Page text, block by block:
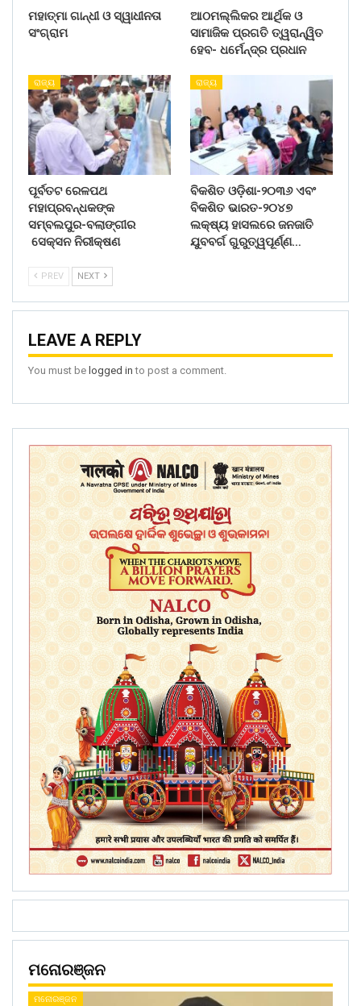
ମହାତ୍ମା ଗାନ୍ଧୀ ଓ ସ୍ୱାଧୀନତା
ସଂଗ୍ରାମ
ଆଠମଲ୍ଲିକର ଆର୍ଥିକ ଓ
ସାମାଜିକ ପ୍ରଗତି ତ୍ୱରାନ୍ୱିତ
ହେବ- ଧର୍ମେନ୍ଦ୍ର ପ୍ରଧାନ
ରାଜ୍ୟ
ପୂର୍ବତଟ ରେଳପଥ
ମହାପ୍ରବନ୍ଧକଙ୍କ
ସମ୍ବଲପୁର-ବଲାଙ୍ଗୀର
ସେକ୍ସନ ନିରୀକ୍ଷଣ
ରାଜ୍ୟ
ବିକଶିତ ଓଡ଼ିଶା-୨୦୩୬ ଏବଂ
ବିକଶିତ ଭାରତ-୨୦୪୭
ଲକ୍ଷ୍ୟ ହାସଲରେ ଜନଜାତି
ଯୁବବର୍ଗ ଗୁରୁତ୍ୱପୂର୍ଣ୍ଣ…
PREV NEXT
LEAVE A REPLY
You must be logged in to post a comment.
ମନୋରଞ୍ଜନ
ମନୋରଞ୍ଜନ